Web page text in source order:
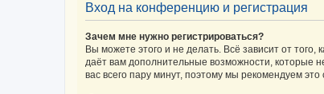
Вход на конференцию и регистрация
Зачем мне нужно регистрироваться?
Вы можете этого и не делать. Всё зависит от
даёт вам дополнительные возможности, которые
вас всего пару минут, поэтому мы рекомендуем это